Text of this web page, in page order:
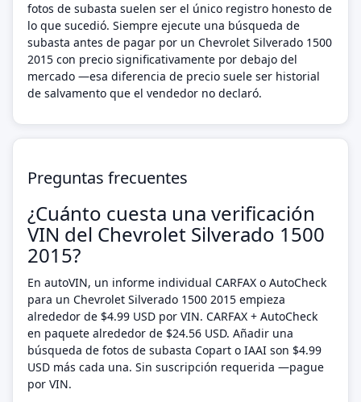
fotos de subasta suelen ser el único registro honesto de
lo que sucedió. Siempre ejecute una búsqueda de
subasta antes de pagar por un Chevrolet Silverado 1500
2015 con precio significativamente por debajo del
mercado —esa diferencia de precio suele ser historial
de salvamento que el vendedor no declaró.
Preguntas frecuentes
¿Cuánto cuesta una verificación
VIN del Chevrolet Silverado 1500
2015?
En autoVIN, un informe individual CARFAX o AutoCheck
para un Chevrolet Silverado 1500 2015 empieza
alrededor de $4.99 USD por VIN. CARFAX + AutoCheck
en paquete alrededor de $24.56 USD. Añadir una
búsqueda de fotos de subasta Copart o IAAI son $4.99
USD más cada una. Sin suscripción requerida —pague
por VIN.